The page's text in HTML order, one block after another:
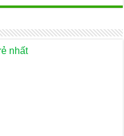
nhất